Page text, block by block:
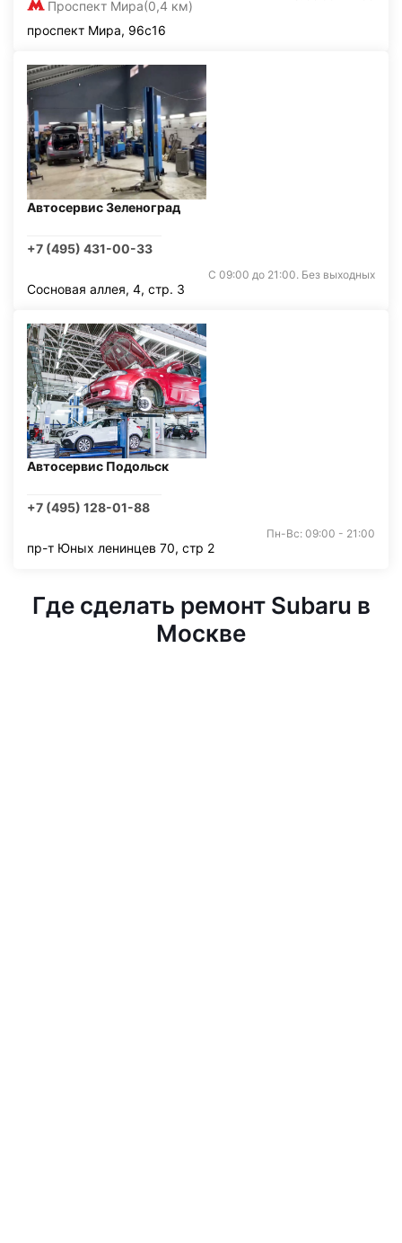
Проспект Мира(0,4 км)
проспект Мира, 96с16
Автосервис Зеленоград
+7 (495) 431-00-33
С 09:00 до 21:00. Без выходных
Сосновая аллея, 4, стр. 3
Автосервис Подольск
+7 (495) 128-01-88
Пн-Вс: 09:00 - 21:00
пр-т Юных ленинцев 70, стр 2
Где сделать ремонт Subaru в
Москве